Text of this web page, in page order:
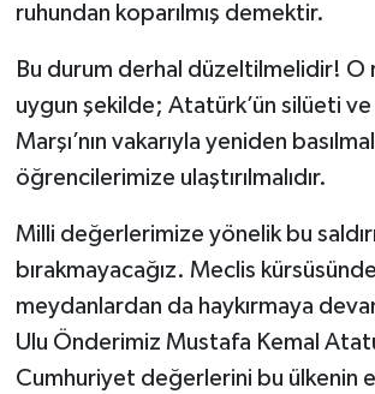
ruhundan koparılmış demektir.
Bu durum derhal düzeltilmelidir! O
uygun şekilde; Atatürk’ün silüeti ve
Marşı’nın vakarıyla yeniden
öğrencilerimize ulaştırılmalıdır.
Milli değerlerimize yönelik bu
bırakmayacağız. Meclis
meydanlardan da haykırmaya
Ulu Önderimiz Mustafa Kemal
Cumhuriyet değerlerini bu ülkenin